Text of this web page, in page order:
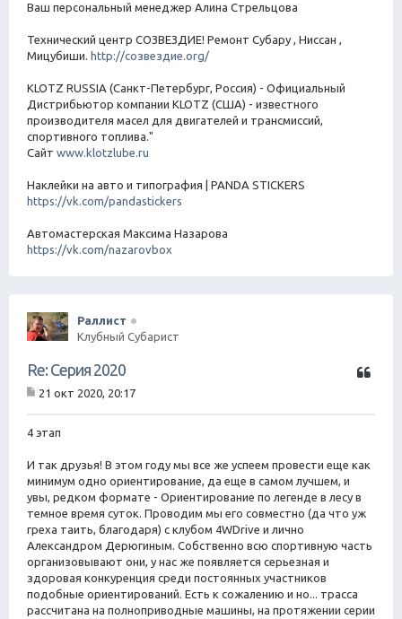
Ваш персональный менеджер Алина Стрельцова
Технический центр СОЗВЕЗДИЕ! Ремонт Субару , Ниссан ,
Мицубиши. http://созвездие.org/
KLOTZ RUSSIA (Санкт-Петербург, Россия) - Официальный
Дистрибьютор компании KLOTZ (США) - известного
производителя масел для двигателей и трансмиссий,
спортивного топлива."
Сайт www.klotzlube.ru
Наклейки на авто и типография | PANDA STICKERS
https://vk.com/pandastickers
Автомастерская Максима Назарова
https://vk.com/nazarovbox
Раллист
Клубный Субарист
Ц
Re: Серия 2020
о
щ
е
н
и
е
21 окт 2020, 20:17
4 этап
И так друзья! В этом году мы все же успеем провести еще как
минимум одно ориентирование, да еще в самом лучшем, и
увы, редком формате - Ориентирование по легенде в лесу в
темное время суток. Проводим мы его совместно (да что уж
греха таить, благодаря) с клубом 4WDrive и лично
Александром Дерюгиным. Собственно всю спортивную часть
организовывают они, у нас же появляется серьезная и
здоровая конкуренция среди постоянных участников
подобные ориентирований. Есть к сожалению и но... трасса
рассчитана на полноприводные машины, на протяжении серии